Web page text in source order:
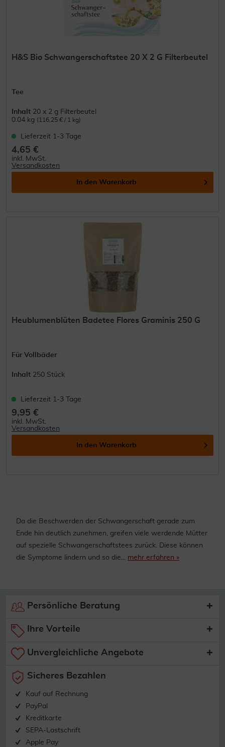
H&S Bio Schwangerschaftstee 20 X 2 G Filterbeutel
Tee
Inhalt 20 x 2 g Filterbeutel
0.04 kg (116,25 € / 1 kg)
Lieferzeit 1-3 Tage
4,65 €
inkl. MwSt.
Versandkosten
In den Warenkorb
Heublumenblüten Badetee Flores Graminis 250 G
Für Vollbäder
Inhalt 250 Stück
Lieferzeit 1-3 Tage
9,95 €
inkl. MwSt.
Versandkosten
In den Warenkorb
Da die Beschwerden der Schwangerschaft gerade zum
Ende hin deutlich zunehmen, greifen viele werdende Mütter
auf spezielle Schwangerschaftstees zurück. Diese können
die Symptome lindern und so die... mehr erfahren »
Persönliche Beratung
Ihre Vorteile
Unvergleichliche Angebote
Sicheres Bezahlen
Kauf auf Rechnung
PayPal
Kreditkarte
SEPA-Lastschrift
Apple Pay